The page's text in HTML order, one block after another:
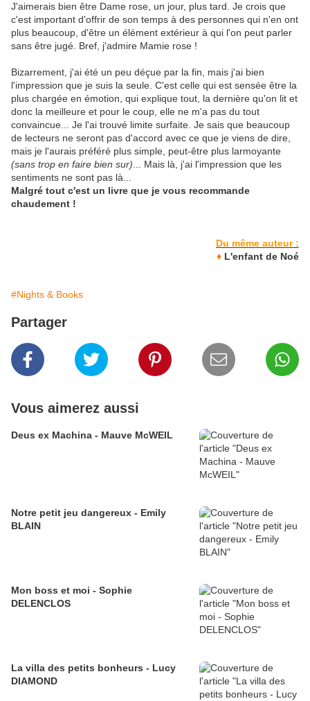
J'aimerais bien être Dame rose, un jour, plus tard. Je crois que
c'est important d'offrir de son temps à des personnes qui n'en ont
plus beaucoup, d'être un élément extérieur à qui l'on peut parler
sans être jugé. Bref, j'admire Mamie rose !
Bizarrement, j'ai été un peu déçue par la fin, mais j'ai bien
l'impression que je suis la seule. C'est celle qui est sensée être la
plus chargée en émotion, qui explique tout, la dernière qu'on lit et
donc la meilleure et pour le coup, elle ne m'a pas du tout
convaincue... Je l'ai trouvé limite surfaite. Je sais que beaucoup
de lecteurs ne seront pas d'accord avec ce que je viens de dire,
mais je l'aurais préféré plus simple, peut-être plus larmoyante
(sans trop en faire bien sur) ... Mais là, j'ai l'impression que les
sentiments ne sont pas là...
Malgré tout c'est un livre que je vous recommande
chaudement !
Du même auteur :
♦ L'enfant de Noé
#Nights & Books
Partager
Vous aimerez aussi
Deus ex Machina - Mauve McWEIL
Notre petit jeu dangereux - Emily
BLAIN
Mon boss et moi - Sophie
DELENCLOS
La villa des petits bonheurs - Lucy
DIAMOND